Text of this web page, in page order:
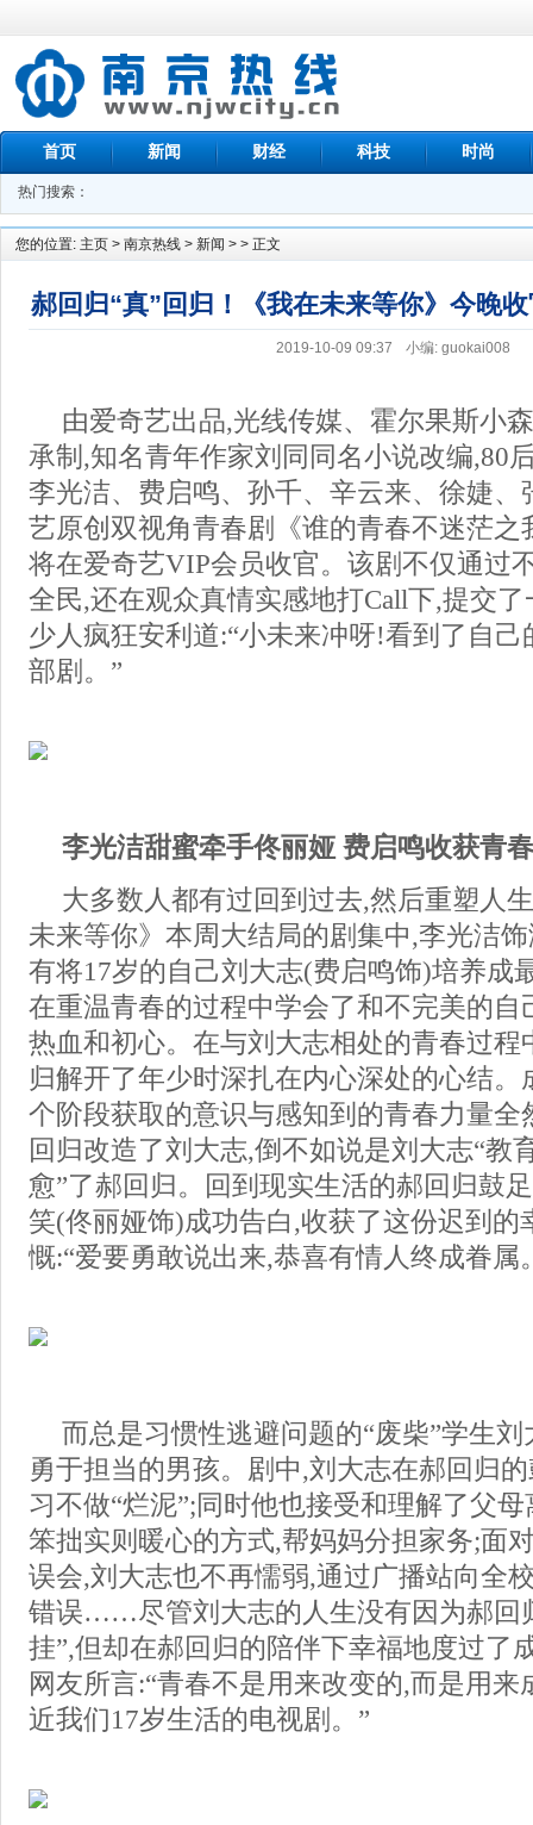
首页 新闻 财经 科技 时尚
热门搜索：
您的位置: 主页 > 南京热线 > 新闻 > > 正文
郝回归“真”回归！《我在未来等你》今晚
2019-10-09 09:37 小编: guokai008
由爱奇艺出品,光线传媒、霍尔果斯小
承制,知名青年作家刘同同名小说改编,80
李光洁、费启鸣、孙千、辛云来、徐婕、
艺原创双视角青春剧《谁的青春不迷茫之
将在爱奇艺VIP会员收官。该剧不仅通过
全民,还在观众真情实感地打Call下,提交
少人疯狂安利道:“小未来冲呀!看到了自
部剧。”
李光洁甜蜜牵手佟丽娅 费启鸣收获青
大多数人都有过回到过去,然后重塑人
未来等你》本周大结局的剧集中,李光洁
有将17岁的自己刘大志(费启鸣饰)培养成
在重温青春的过程中学会了和不完美的自
热血和初心。在与刘大志相处的青春过程
归解开了年少时深扎在内心深处的心结。
个阶段获取的意识与感知到的青春力量全
回归改造了刘大志,倒不如说是刘大志“教
愈”了郝回归。回到现实生活的郝回归鼓
笑(佟丽娅饰)成功告白,收获了这份迟到的
慨:“爱要勇敢说出来,恭喜有情人终成眷属
而总是习惯性逃避问题的“废柴”学生
勇于担当的男孩。剧中,刘大志在郝回归
习不做“烂泥”;同时他也接受和理解了父
笨拙实则暖心的方式,帮妈妈分担家务;面
误会,刘大志也不再懦弱,通过广播站向全
错误……尽管刘大志的人生没有因为郝回
挂”,但却在郝回归的陪伴下幸福地度过了
网友所言:“青春不是用来改变的,而是用来
近我们17岁生活的电视剧。”